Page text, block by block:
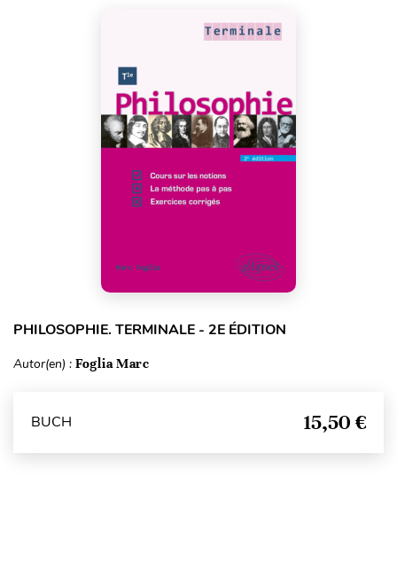
PHILOSOPHIE. TERMINALE - 2E ÉDITION
Autor(en) : Foglia Marc
BUCH 15,50 €